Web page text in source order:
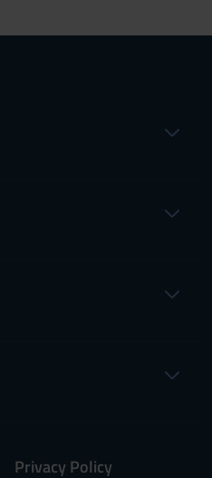
Privacy Policy